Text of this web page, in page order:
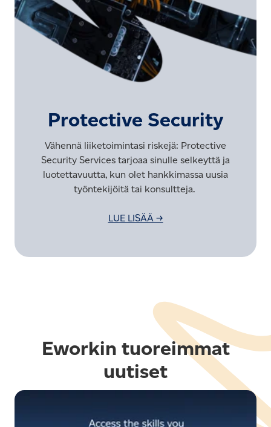
Protective Security
Vähennä liiketoimintasi riskejä: Protective
Security Services tarjoaa sinulle selkeyttä ja
luotettavuutta, kun olet hankkimassa uusia
työntekijöitä tai konsultteja.
LUE LISÄÄ →
Eworkin tuoreimmat
uutiset